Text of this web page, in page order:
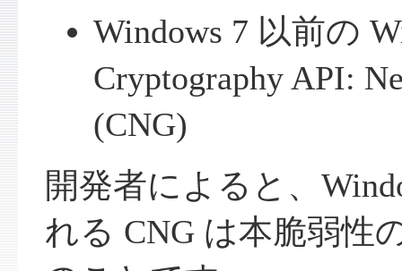
Windows 7 以前の
Cryptography API:
(CNG)
開発者によると、
れる CNG は本脆弱性